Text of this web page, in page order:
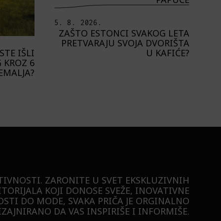
IŠLI
KROZ 6
5. 8. 2026.
ZAŠTO ESTONCI SVAKOG LETA
PRETVARAJU SVOJA DVORIŠTA
U KAFIĆE?
ZARONITE U SVET EKSKLUZIVNIH
KOJI DONOSE SVEŽE, INOVATIVNE
DO MODE, SVAKA PRIČA JE ORGINALNO
DA VAS INSPIRIŠE I INFORMIŠE.